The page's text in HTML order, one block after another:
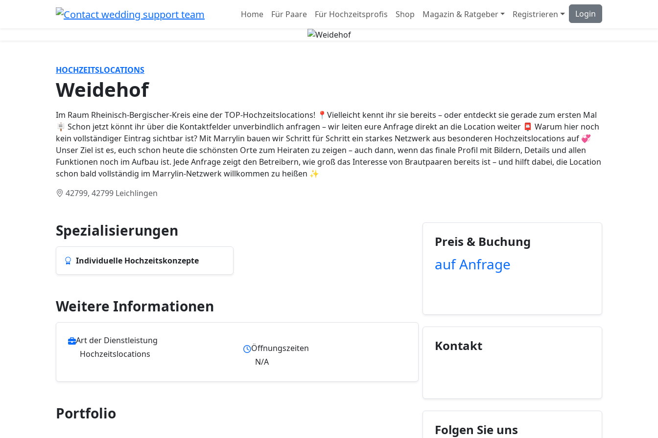
Home Für Paare Für Hochzeitsprofis Shop Magazin & Ratgeber Registrieren Login
HOCHZEITSLOCATIONS
Weidehof
Im Raum Rheinisch-Bergischer-Kreis eine der TOP-Hochzeitslocations! 📍Vielleicht kennt ihr sie bereits – oder entdeckt sie gerade zum ersten Mal
🪧 Schon jetzt könnt ihr über die Kontaktfelder unverbindlich anfragen – wir leiten eure Anfrage direkt an die Location weiter 📮 Warum hier noch
kein vollständiger Eintrag sichtbar ist? Mit Marrylin bauen wir Schritt für Schritt ein starkes Netzwerk aus besonderen Hochzeitslocations auf 💞
Unser Ziel ist es, euch schon heute die schönsten Orte zum Heiraten zu zeigen – auch dann, wenn das finale Profil mit Bildern, Details und allen
Funktionen noch im Aufbau ist. Jede Anfrage zeigt den Betreibern, wie groß das Interesse von Brautpaaren bereits ist – und hilft dabei, die Location
schon bald vollständig im Marrylin-Netzwerk willkommen zu heißen ✨
42799, 42799 Leichlingen
Spezialisierungen
Individuelle Hochzeitskonzepte
Weitere Informationen
Art der Dienstleistung
Hochzeitslocations
Öffnungszeiten
N/A
Portfolio
Preis & Buchung
auf Anfrage
Kontakt
Folgen Sie uns